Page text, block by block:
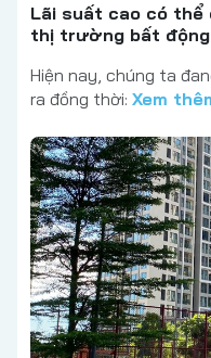
Lãi suất cao có thể
thị trường bất
Hiện nay, chúng ta
ra đồng thời: Xem